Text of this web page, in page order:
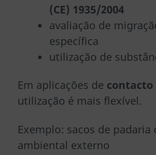
(CE) 1935/2004
avaliação de
específica
utilização de
Em aplicações de
utilização é mais flexível.
Exemplo: sacos de padaria
ambiental externo